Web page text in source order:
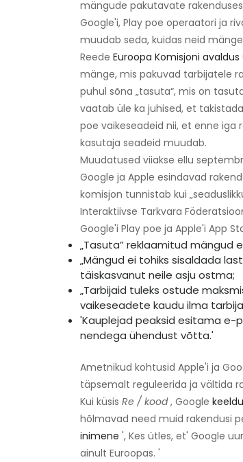
mängude pakutavate
Google'i, Play poe operaatori ja
muudab seda, kuidas neid
Reede Euroopa Komisjoni avaldus
mänge, mis pakuvad tarbijatele
puhul sõna „tasuta“, mis on
vaatab üle ka juhised, et
poe vaikeseadeid nii, et enne iga
kasutaja seadeid muudab.
Muudatused viiakse ellu
Google ja Apple esindavad
komisjon tunnistab kui
Interaktiivse Tarkvara
Google'i Play poe ja Apple'i App
„Tasuta” reklaamitud mängud
„Mängud ei tohiks sisaldada
täiskasvanut neile asju ostma;
„Tarbijaid tuleks ostude
vaikeseadete kaudu ilma
'Kauplejad peaksid esitama e-
nendega ühendust võtta.'
Ametnikud kohtusid Apple'i ja
täpsemalt reguleerida ja vältida
Kui küsis Re / kood, Google
hõlmavad need muid rakendusi
inimene ', Kes ütles, et' Google
ainult Euroopas. '